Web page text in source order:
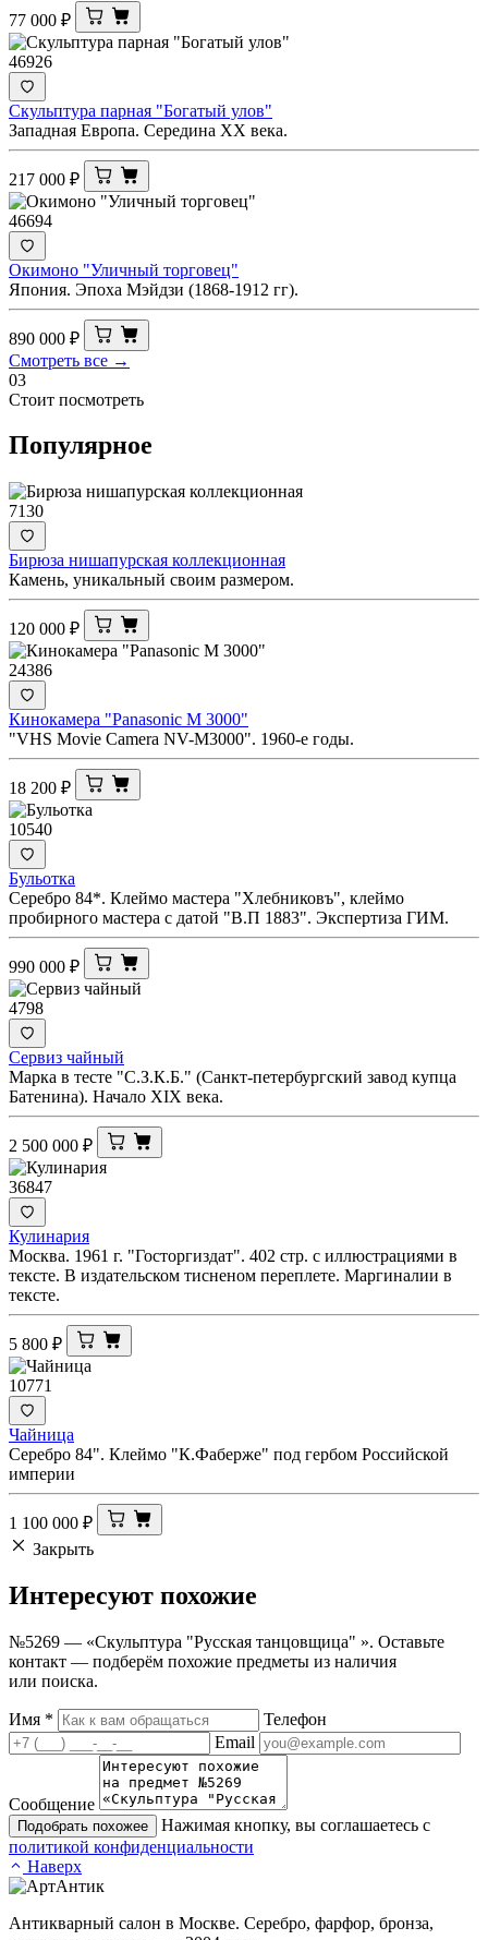
77 000 ₽
46926
Скульптура парная "Богатый улов"
Западная Европа. Середина XX века.
217 000 ₽
46694
Окимоно "Уличный торговец"
Япония. Эпоха Мэйдзи (1868-1912 гг).
890 000 ₽
Смотреть все →
03
Стоит посмотреть
Популярное
7130
Бирюза нишапурская коллекционная
Камень, уникальный своим размером.
120 000 ₽
24386
Кинокамера "Panasonic M 3000"
"VHS Movie Camera NV-M3000". 1960-е годы.
18 200 ₽
10540
Бульотка
Серебро 84*. Клеймо мастера "Хлебниковъ", клеймо
пробирного мастера с датой "В.П 1883". Экспертиза ГИМ.
990 000 ₽
4798
Сервиз чайный
Марка в тесте "С.З.К.Б." (Санкт-петербургский завод купца
Батенина). Начало XIX века.
2 500 000 ₽
36847
Кулинария
Москва. 1961 г. "Госторгиздат". 402 стр. с иллюстрациями в
тексте. В издательском тисненом переплете. Маргиналии в
тексте.
5 800 ₽
10771
Чайница
Серебро 84". Клеймо "К.Фаберже" под гербом Российской
империи
1 100 000 ₽
Закрыть
Интересуют похожие
№5269 — «Скульптура "Русская танцовщица" ». Оставьте
контакт — подберём похожие предметы из наличия
или поиска.
Имя *
Телефон
Email
Сообщение
Подобрать похожее
Нажимая кнопку, вы соглашаетесь с
политикой конфиденциальности
Наверх
Антикварный салон в Москве. Серебро, фарфор, бронза,